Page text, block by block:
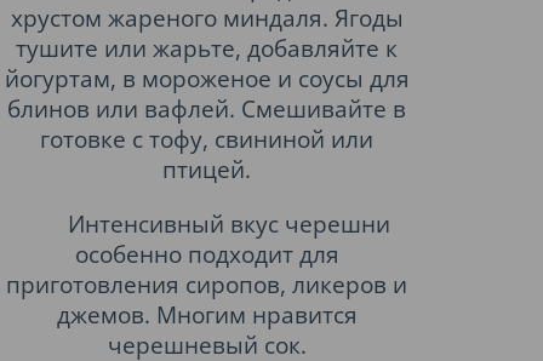
хрустом жареного миндаля. Ягоды
тушите или жарьте, добавляйте к
йогуртам, в мороженое и соусы для
блинов или вафлей. Смешивайте в
готовке с тофу, свининой или
птицей.
Интенсивный вкус черешни
особенно подходит для
приготовления сиропов, ликеров и
джемов. Многим нравится
черешневый сок.